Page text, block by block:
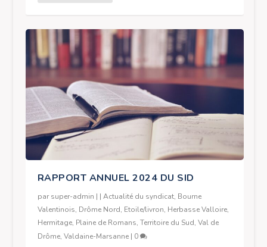
RAPPORT ANNUEL 2024 DU SID
parsuper-admin | | Actualité du syndicat, Bourne
Valentinois, Drôme Nord, Etoile/livron, Herbasse Valloire,
Hermitage, Plaine de Romans, Territoire du Sud, Val de
Drôme, Valdaine-Marsanne| 0